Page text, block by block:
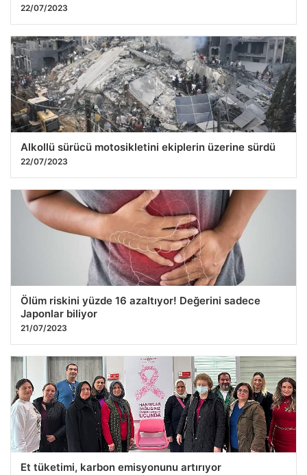
22/07/2023
Alkollü sürücü motosikletini ekiplerin üzerine sürdü
22/07/2023
Ölüm riskini yüzde 16 azaltıyor! Değerini sadece
Japonlar biliyor
21/07/2023
Et tüketimi, karbon emisyonunu artırıyor